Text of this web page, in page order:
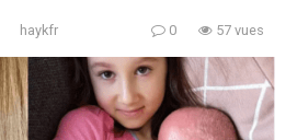
haykfr 0 57 vues